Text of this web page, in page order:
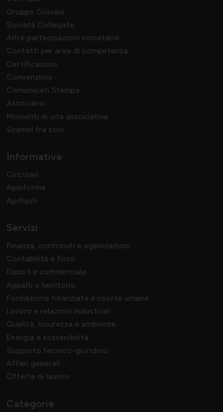
Gruppo Giovani
Società Collegate
Altre partecipazioni societarie
Contatti per area di competenza
Certificazioni
Convenzioni
Comunicati Stampa
Associarsi
Momenti di vita associativa
Scambi fra soci
Informative
Circolari
Apinforma
Apiflash
Servizi
Finanza, contributi e agevolazioni
Contabilità e fisco
Export e commerciale
Appalti e territorio
Formazione finanziata e risorse umane
Lavoro e relazioni industriali
Qualità, sicurezza e ambiente
Energia e sostenibilità
Supporto tecnico-giuridico
Affari generali
Offerte di lavoro
Categorie
Momenti di vita associativa
Scambi fra soci
Varie